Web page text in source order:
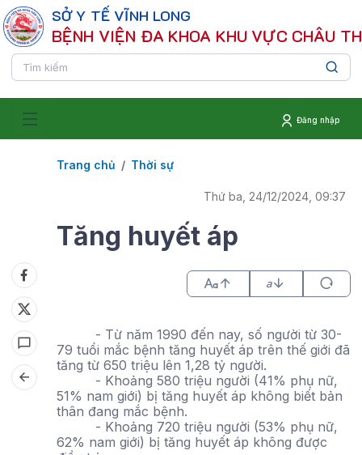
SỞ Y TẾ VĨNH LONG
BỆNH VIỆN ĐA KHOA KHU VỰC CHÂU
Đăng nhập
Trang chủ Thời sự
Thứ ba, 24/12/2024, 09:37
Tăng huyết áp
a
- Từ năm 1990 đến nay, số người từ 30-
79 tuổi mắc bệnh tăng huyết áp trên thế giới đã
tăng từ 650 triệu lên 1,28 tỷ người.
- Khoảng 580 triệu người (41% phụ nữ,
51% nam giới) bị tăng huyết áp không biết bản
thân đang mắc bệnh.
- Khoảng 720 triệu người (53% phụ nữ,
62% nam giới) bị tăng huyết áp không được